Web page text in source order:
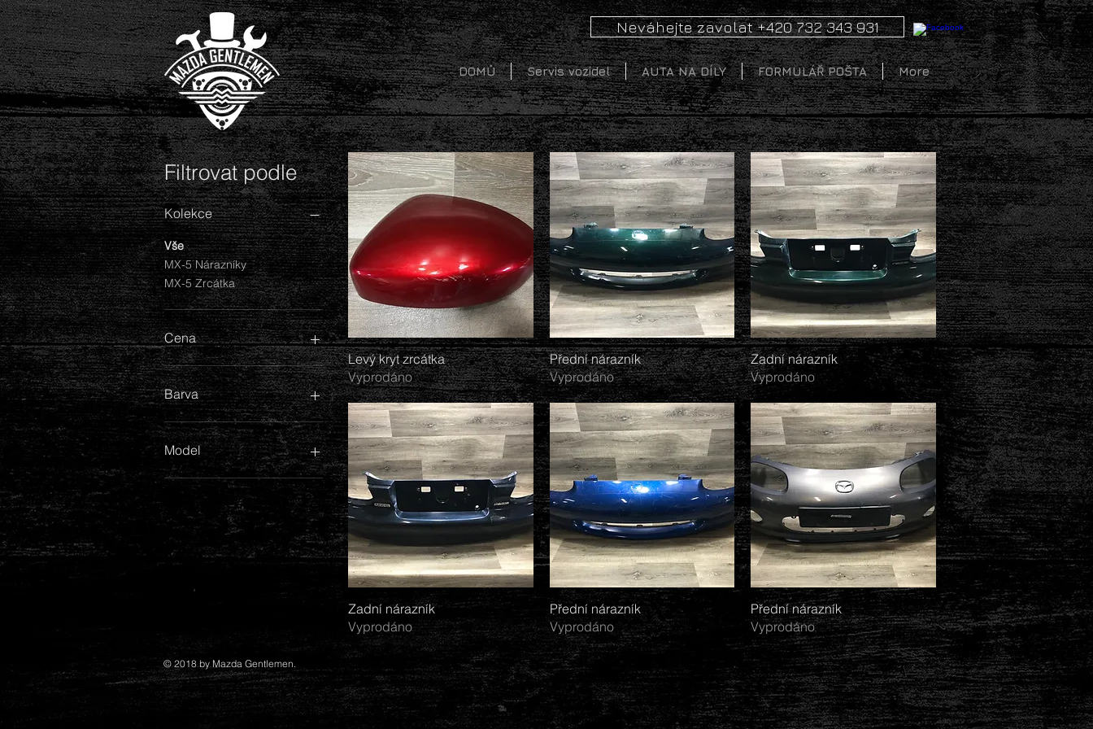
Neváhejte zavolat +420 732 343 931
DOMŮ Servis vozidel AUTA NA DÍLY FORMULÁŘ POŠTA More
Filtrovat podle
Kolekce
Vše
MX-5 Nárazníky
MX-5 Zrcátka
Cena
600 Kč 1 700 Kč
Barva
Model
MX-5 II NB (1998-2005)
MX-5 III NC (od 2005)
MX-5 IV ND (od 2014)
Rychlý náhled
Levý kryt zrcátka
Vyprodáno
Rychlý náhled
Přední nárazník
Vyprodáno
Rychlý náhled
Zadní nárazník
Vyprodáno
Rychlý náhled
Zadní nárazník
Vyprodáno
Rychlý náhled
Přední nárazník
Vyprodáno
Rychlý náhled
Přední nárazník
Vyprodáno
© 2018 by Mazda Gentlemen.